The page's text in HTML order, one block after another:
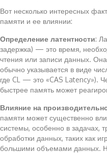
Вот несколько интересных
памяти и ее влиянии:
Определение латентности:
задержка) — это время,
чтения или записи данных.
обычно указывается в виде
где CL — это «CAS Latency»).
быстрее память может
Влияние на
памяти может существенно
системы, особенно в задачах,
обработки данных, таких как
большими объемами данных.